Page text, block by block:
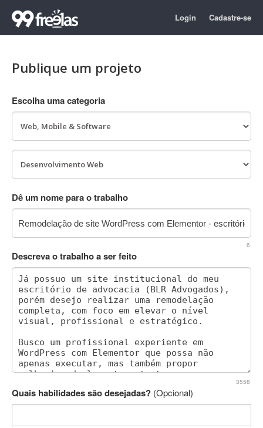
Login Cadastre-se
Publique um projeto
Escolha uma categoria
Dê um nome para o trabalho
6
Descreva o trabalho a ser feito
3558
Quais habilidades são desejadas? (Opcional)